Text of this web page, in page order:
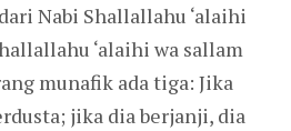
Nabi Shallallahu ‘alaihi
‘alaihi wa sallam
munafik ada tiga: Jika
jika dia berjanji, dia